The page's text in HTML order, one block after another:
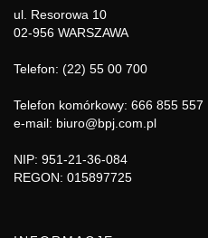
ul. Resorowa 10
02-956 WARSZAWA
Telefon: (22) 55 00 700
Telefon komórkowy: 666 855 557
e-mail: biuro@bpj.com.pl
NIP: 951-21-36-084
REGON: 015897725